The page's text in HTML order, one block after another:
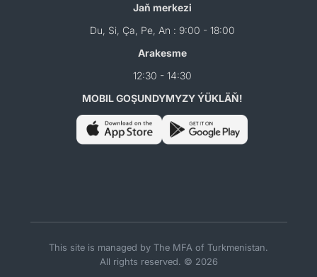
Jaň merkezi
Du, Si, Ça, Pe, An : 9:00 - 18:00
Arakesme
12:30 - 14:30
MOBIL GOŞUNDYMYZY ÝÜKLÄŇ!
This site is managed by The MFA of Turkmenistan.
All rights reserved. © 2026